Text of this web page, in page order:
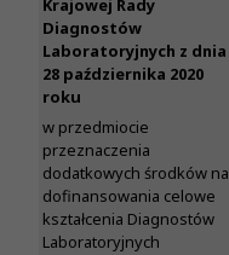
Krajowej Rady
Diagnostów
Laboratoryjnych z dnia
28 października 2020
roku
w przedmiocie
przeznaczenia
dodatkowych środków na
dofinansowania celowe
kształcenia Diagnostów
Laboratoryjnych